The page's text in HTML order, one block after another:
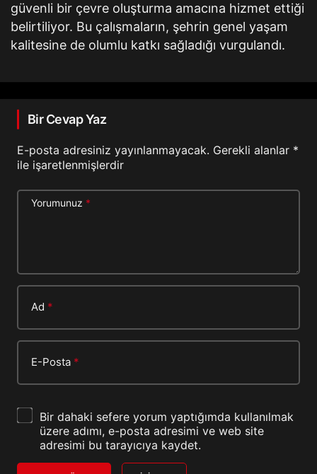
güvenli bir çevre oluşturma amacına hizmet ettiği
belirtiliyor. Bu çalışmaların, şehrin genel yaşam
kalitesine de olumlu katkı sağladığı vurgulandı.
Bir Cevap Yaz
E-posta adresiniz yayınlanmayacak. Gerekli alanlar *
ile işaretlenmişlerdir
Yorumunuz *
Ad *
E-Posta *
Bir dahaki sefere yorum yaptığımda kullanılmak
üzere adımı, e-posta adresimi ve web site
adresimi bu tarayıcıya kaydet.